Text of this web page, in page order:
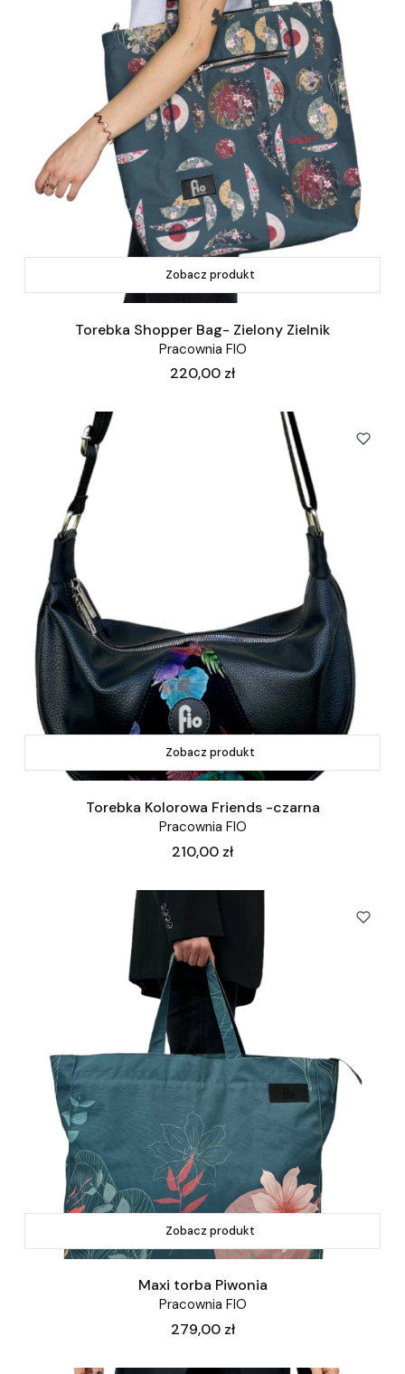
Zobacz produkt
Torebka Shopper Bag- Zielony Zielnik
Pracownia FIO
Cena
220,00 zł
Zobacz produkt
Torebka Kolorowa Friends -czarna
Pracownia FIO
Cena
210,00 zł
Zobacz produkt
Maxi torba Piwonia
Pracownia FIO
Cena
279,00 zł